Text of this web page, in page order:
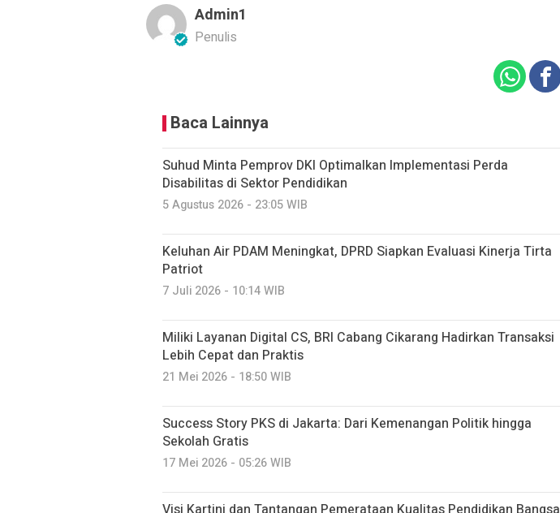
Admin1
Penulis
Baca Lainnya
Suhud Minta Pemprov DKI Optimalkan Implementasi Perda
Disabilitas di Sektor Pendidikan
5 Agustus 2026 - 23:05 WIB
Keluhan Air PDAM Meningkat, DPRD Siapkan Evaluasi Kinerja Tirta
Patriot
7 Juli 2026 - 10:14 WIB
Miliki Layanan Digital CS, BRI Cabang Cikarang Hadirkan Transaksi
Lebih Cepat dan Praktis
21 Mei 2026 - 18:50 WIB
Success Story PKS di Jakarta: Dari Kemenangan Politik hingga
Sekolah Gratis
17 Mei 2026 - 05:26 WIB